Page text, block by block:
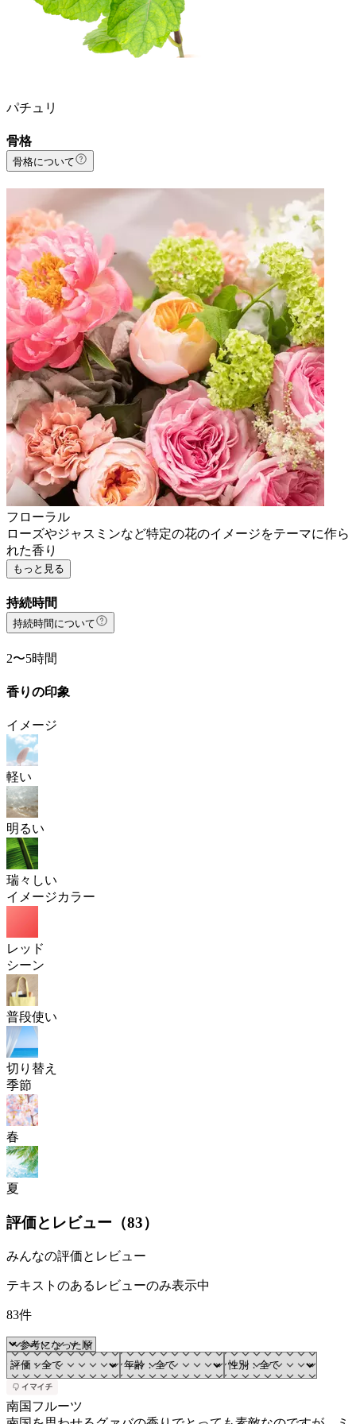
パチュリ
骨格
骨格について
フローラル
ローズやジャスミンなど特定の花のイメージをテーマに作ら
れた香り
もっと見る
持続時間
持続時間について
2〜5時間
香りの印象
イメージ
軽い
明るい
瑞々しい
イメージカラー
レッド
シーン
普段使い
切り替え
季節
春
夏
評価とレビュー（83）
みんなの評価とレビュー
テキストのあるレビューのみ表示中
83件
南国フルーツ